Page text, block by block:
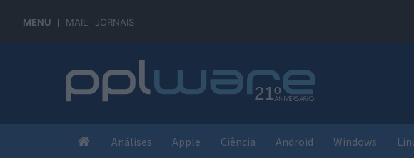
MENU MAIL JORNAIS
Análises Apple Ciência Android Windows